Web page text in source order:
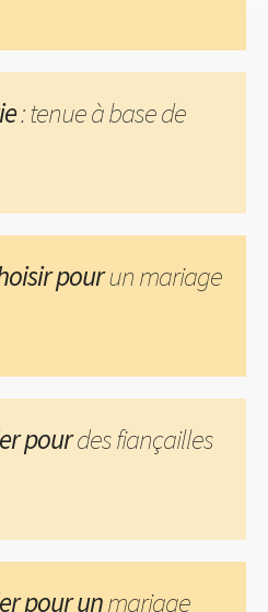
: tenue à base de
pourun mariage
pourdes fiançailles
pour unmariage